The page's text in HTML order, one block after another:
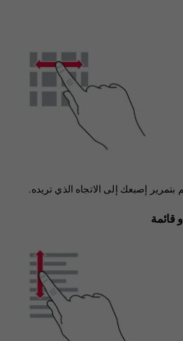
إصبعك إلى الاتجاه الذي تريده.
قائمة